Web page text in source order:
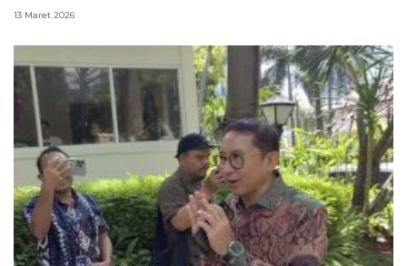
13 Maret 2026